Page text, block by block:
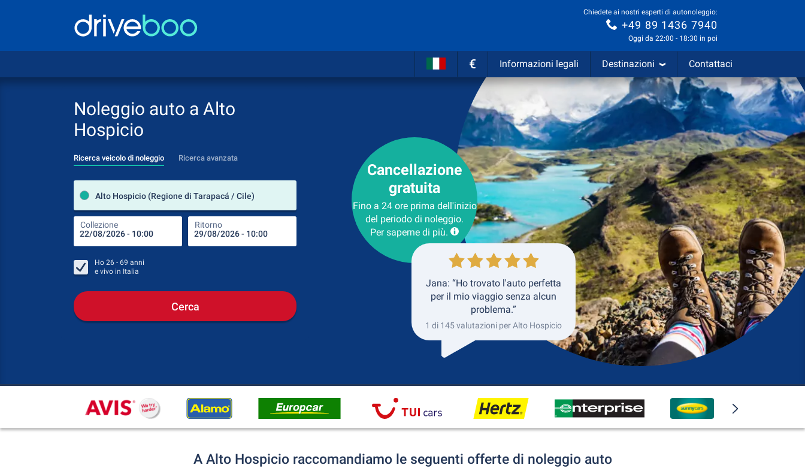
Chiedete ai nostri esperti di autonoleggio:
+49 89 1436 7940
Oggi da 22:00 - 18:30 in poi
€ Informazioni legali Destinazioni Contattaci
Noleggio auto a Alto
Hospicio
Ricerca veicolo di noleggio Ricerca avanzata
Alto Hospicio (Regione di Tarapacá / Cile)
Collezione Ritorno
Luogo del noleggio
Luogo di ritorno
Ho 26 - 69 anni
e vivo in Italia
Cerca
Cancellazione
gratuita
Fino a 24 ore prima dell'inizio
del periodo di noleggio.
Per saperne di più.
Jana: “Ho trovato l'auto perfetta
per il mio viaggio senza alcun
problema.”
1 di 145 valutazioni per Alto Hospicio
A Alto Hospicio raccomandiamo le seguenti offerte di noleggio auto